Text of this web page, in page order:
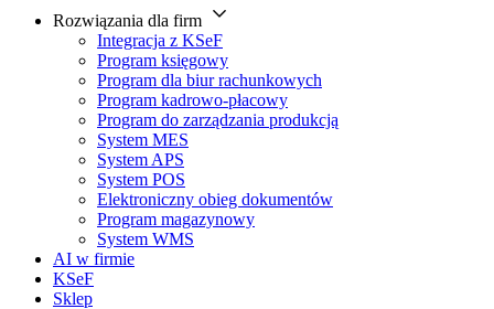
Rozwiązania dla firm
Integracja z KSeF
Program księgowy
Program dla biur rachunkowych
Program kadrowo-płacowy
Program do zarządzania produkcją
System MES
System APS
System POS
Elektroniczny obieg dokumentów
Program magazynowy
System WMS
AI w firmie
KSeF
Sklep